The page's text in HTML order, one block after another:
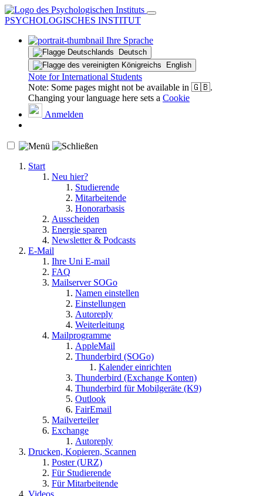
PSYCHOLOGISCHES INSTITUT
Ihre Sprache
Deutsch
English
Note for International Students
Note: Some pages might not be available in 🇬🇧.
Changing your language here sets a Cookie
Anmelden
Start
Neu hier?
Studierende
Mitarbeitende
Honorarbasis
Ausscheiden
Energie sparen
Newsletter & Podcasts
E-Mail
Ihre Uni E-mail
FAQ
Mailserver SOGo
Namen einstellen
Einstellungen
Autoreply
Weiterleitung
Mailprogramme
AppleMail
Thunderbird (SOGo)
Kalender einrichten
Thunderbird (Exchange Konten)
Thunderbird für Mobilgeräte (K9)
Outlook
FairEmail
Mailverteiler
Exchange
Autoreply
Drucken, Kopieren, Scannen
Poster (URZ)
Für Studierende
Für Mitarbeitende
Videos